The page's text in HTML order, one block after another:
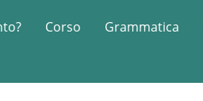
Corso Grammatica